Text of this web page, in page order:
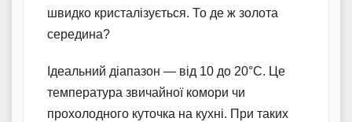
швидко кристалізується. То де ж золота
середина?
Ідеальний діапазон — від 10 до 20°C. Це
температура звичайної комори чи
прохолодного куточка на кухні. При таких